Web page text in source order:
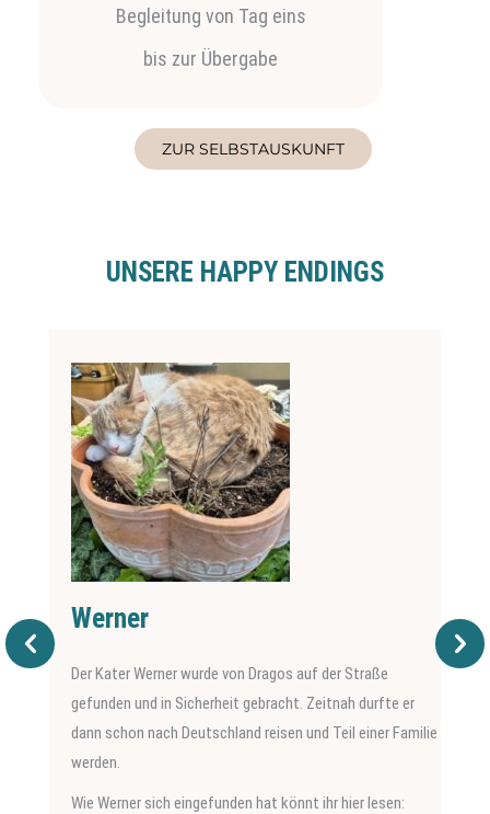
Begleitung von Tag eins
bis zur Übergabe
ZUR SELBSTAUSKUNFT
UNSERE HAPPY ENDINGS
Werner
Der Kater Werner wurde von Dragos auf der Straße
gefunden und in Sicherheit gebracht. Zeitnah durfte er
dann schon nach Deutschland reisen und Teil einer Familie
werden.
Wie Werner sich eingefunden hat könnt ihr hier lesen: